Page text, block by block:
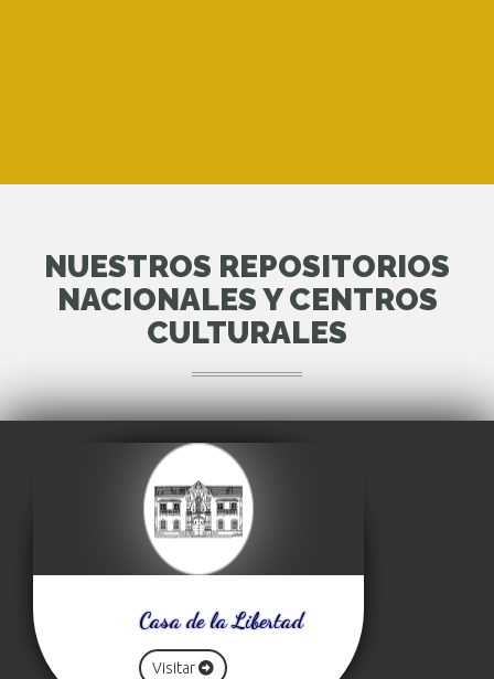
NUESTROS REPOSITORIOS
NACIONALES Y CENTROS
CULTURALES
Casa de la Libertad
Visitar